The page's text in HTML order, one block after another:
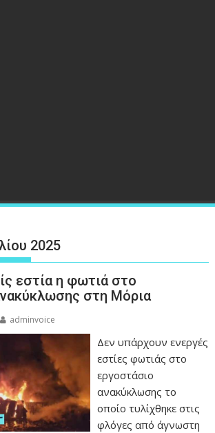
2025
εστία η φωτιά στο
στη Μόρια
adminvoice
Δεν υπάρχουν ενεργές
εστίες φωτιάς στο
εργοστάσιο
ανακύκλωσης το
οποίο τυλίχθηκε στις
φλόγες από άγνωστη